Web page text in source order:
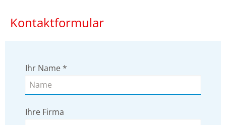
Kontaktformular
Ihr Name*
Ihre Firma